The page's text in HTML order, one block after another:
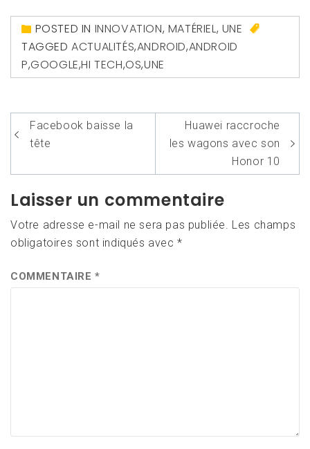
POSTED IN INNOVATION, MATÉRIEL, UNE
TAGGEDACTUALITÉS,ANDROID,ANDROID
P,GOOGLE,HI TECH,OS,UNE
Navigation
de
l’article
Facebook baisse la
tête
Huawei raccroche
les wagons avec son
Honor 10
Laisser un commentaire
Votre adresse e-mail ne sera pas publiée. Les champs
obligatoires sont indiqués avec*
COMMENTAIRE*